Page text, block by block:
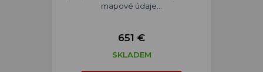
mapové údaje…
651 €
SKLADEM